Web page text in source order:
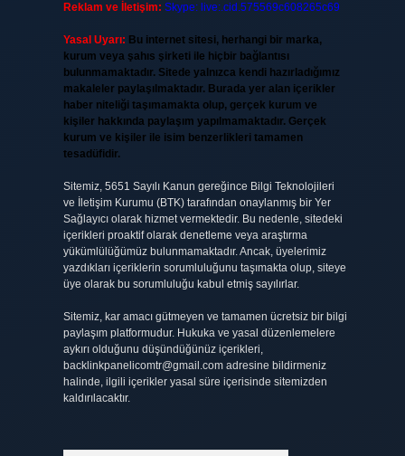
Reklam ve İletişim: Skype: live:.cid.575569c608265c69
Yasal Uyarı: Bu internet sitesi, herhangi bir marka,
kurum veya şahıs şirketi ile hiçbir bağlantısı
bulunmamaktadır. Sitede yalnızca kendi hazırladığımız
makaleler paylaşılmaktadır. Burada yer alan içerikler
haber niteliği taşımamakta olup, gerçek kurum ve
kişiler hakkında paylaşım yapılmamaktadır. Gerçek
kurum ve kişiler ile isim benzerlikleri tamamen
tesadüfidir.
Sitemiz, 5651 Sayılı Kanun gereğince Bilgi Teknolojileri
ve İletişim Kurumu (BTK) tarafından onaylanmış bir Yer
Sağlayıcı olarak hizmet vermektedir. Bu nedenle, sitedeki
içerikleri proaktif olarak denetleme veya araştırma
yükümlülüğümüz bulunmamaktadır. Ancak, üyelerimiz
yazdıkları içeriklerin sorumluluğunu taşımakta olup, siteye
üye olarak bu sorumluluğu kabul etmiş sayılırlar.
Sitemiz, kar amacı gütmeyen ve tamamen ücretsiz bir bilgi
paylaşım platformudur. Hukuka ve yasal düzenlemelere
aykırı olduğunu düşündüğünüz içerikleri,
backlinkpanelicomtr@gmail.comadresine bildirmeniz
halinde, ilgili içerikler yasal süre içerisinde sitemizden
kaldırılacaktır.